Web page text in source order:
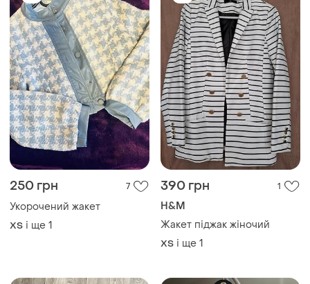
250 грн 7
Укорочений жакет
ХS і ще 1
390 грн 1
H&M
Жакет піджак жіночий
ХS і ще 1